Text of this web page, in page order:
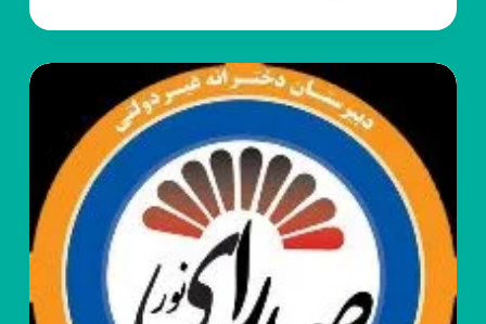
کانون
مهدویت
دانشگاه
علوم
پزشکی
زاهدان